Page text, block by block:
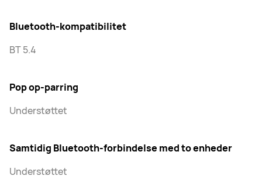
Bluetooth-kompatibilitet
BT 5.4
Pop op-parring
Understøttet
Samtidig Bluetooth-forbindelse med to enheder
Understøttet